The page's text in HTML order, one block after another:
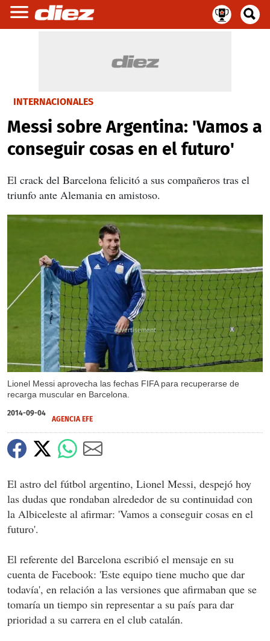
INTERNACIONALES
Messi sobre Argentina: 'Vamos a
conseguir cosas en el futuro'
El crack del Barcelona felicitó a sus compañeros tras el
triunfo ante Alemania en amistoso.
Lionel Messi aprovecha las fechas FIFA para recuperarse de
recarga muscular en Barcelona.
X
2014-09-04
AGENCIA EFE
El astro del fútbol argentino, Lionel Messi, despejó hoy
las dudas que rondaban alrededor de su continuidad con
la Albiceleste al afirmar: 'Vamos a conseguir cosas en el
futuro'.
El referente del Barcelona escribió el mensaje en su
cuenta de Facebook: 'Este equipo tiene mucho que dar
todavía', en relación a las versiones que afirmaban que se
tomaría un tiempo sin representar a su país para dar
prioridad a su carrera en el club catalán.